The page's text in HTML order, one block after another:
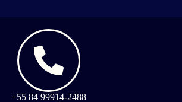
+55 84 99914-2488